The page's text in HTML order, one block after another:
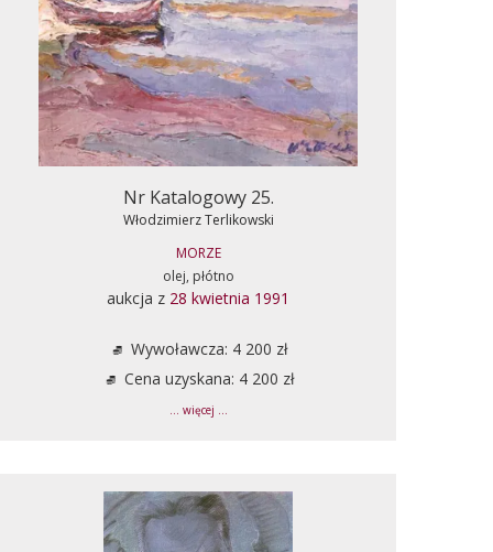
Nr Katalogowy 25.
Włodzimierz Terlikowski
MORZE
olej, płótno
aukcja z 28 kwietnia 1991
Wywoławcza: 4 200 zł
Cena uzyskana: 4 200 zł
... więcej ...